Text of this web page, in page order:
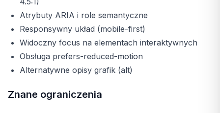
Atrybuty ARIA i role semantyczne
Responsywny układ (mobile-first)
Widoczny focus na elementach interaktywnych
Obsługa prefers-reduced-motion
Alternatywne opisy grafik (alt)
Znane ograniczenia